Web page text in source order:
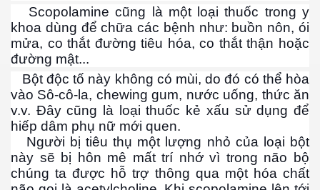
Scopolamine cũng là một loại thuốc trong y
khoa dùng để chữa các bệnh như: buồn nôn, ói
mửa, co thắt đường tiêu hóa, co thắt thận hoặc
đường mật...
Bột độc tố này không có mùi, do đó có thể hòa
vào Sô-cô-la, chewing gum, nước uống, thức ăn
v.v. Đây cũng là loại thuốc kẻ xấu sử dụng để
hiếp dâm phụ nữ mới quen.
Người bị tiêu thụ một lượng nhỏ của loại bột
này sẽ bị hôn mê mất trí nhớ vì trong não bộ
chúng ta được hỗ trợ thông qua một hóa chất